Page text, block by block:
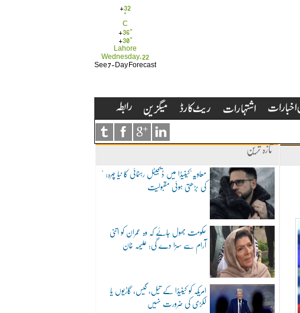
+32
°
C
+36°
+30°
Lahore
Wednesday, 22
See 7-Day Forecast
تازہ ترین
"معاویہ"کینیڈا میں ڈیجیٹل رہنمائی کا نیا چہرہ:
کی بڑھتی ہوئی مقبولیت
حکومت بھول جائے کہ وہ عمران کو اتنی
آرام سے سزا دے گی: علیمہ خان
امریکہ کو کینیڈا کے تیل، گیس، گاڑیوں یا
لکڑی کی ضرورت نہیں